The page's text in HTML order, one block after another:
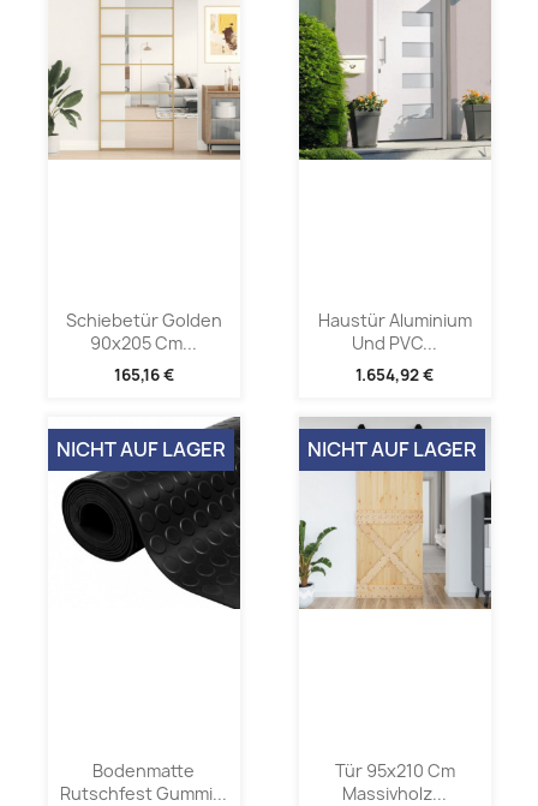
Schiebetür Golden
90x205 Cm...
165,16 €
Haustür Aluminium
Und PVC...
1.654,92 €
Bodenmatte
Rutschfest Gummi...
NICHT AUF LAGER
Tür 95x210 Cm
Massivholz...
NICHT AUF LAGER